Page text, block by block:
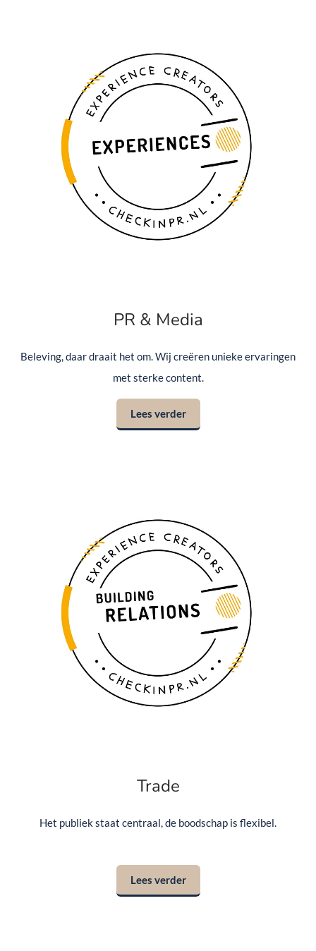
PR & Media
Beleving, daar draait het om. Wij creëren unieke ervaringen
met sterke content.
Lees verder
Trade
Het publiek staat centraal, de boodschap is flexibel.
Lees verder